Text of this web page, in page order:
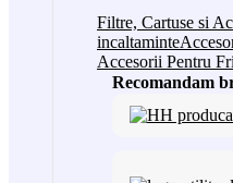
Filtre, Cartuse si
incaltaminte
Accesorii Pentru
Recomandam